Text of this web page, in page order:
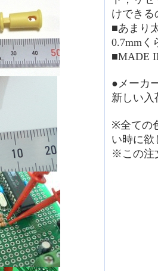
けできる
■あまり
0.7mmく
■MADE
●メーカ
新しい入
※全ての
い時に欲
※この注